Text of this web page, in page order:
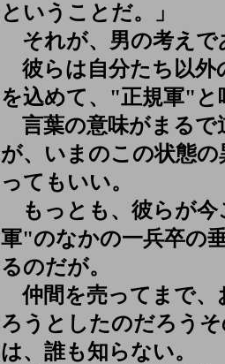
ということだ。」
それが、男の考えで
彼らは自分たち以外
を込めて、"正規軍"と
言葉の意味がまるで
が、いまのこの状態
ってもいい。
もっとも、彼らが今
軍"のなかの一兵卒の
るのだが。
仲間を売ってまで、
ろうとしたのだろう
は、誰も知らない。